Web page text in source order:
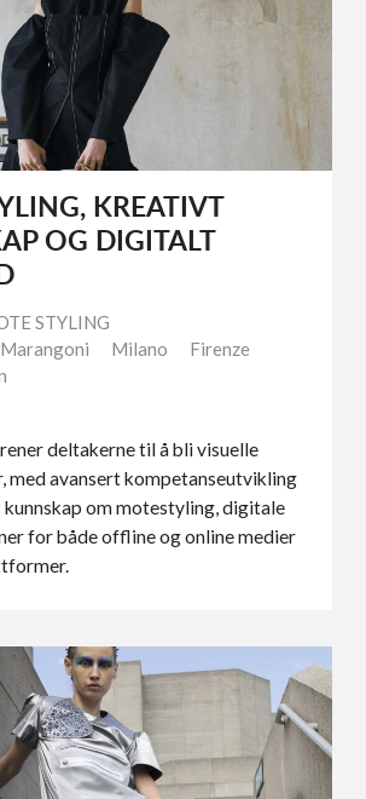
KREATIVT
OG DIGITALT
STYLING
Milano
Firenze
deltakerne til å bli visuelle
med avansert kompetanseutvikling
kunnskap om motestyling, digitale
for både offline og online medier